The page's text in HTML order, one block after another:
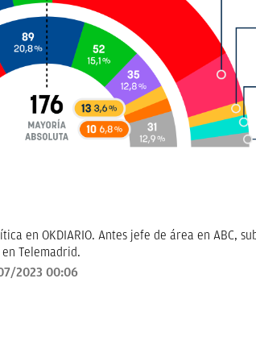
en OKDIARIO. Antes jefe de área en ABC,
Telemadrid.
2023 00:06